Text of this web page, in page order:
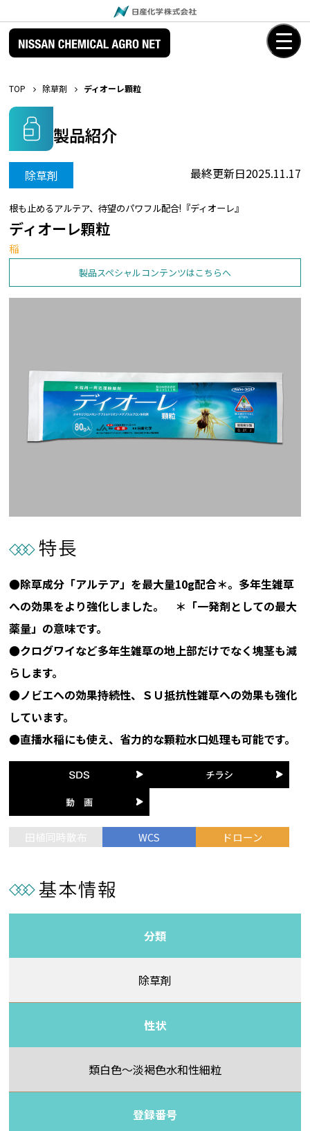
TOP 除草剤 ディオーレ顆粒
製品紹介
除草剤 最終更新日2025.11.17
根も止めるアルテア、待望のパワフル配合!『ディオーレ』
ディオーレ顆粒
稲
製品スペシャルコンテンツはこちらへ
●除草成分「アルテア」を最大量10g配合＊。多年生雑草
への効果をより強化しました。 ＊「一発剤としての最大
薬量」の意味です。
●クログワイなど多年生雑草の地上部だけでなく塊茎も減
らします。
●ノビエへの効果持続性、ＳＵ抵抗性雑草への効果も強化
しています。
●直播水稲にも使え、省力的な顆粒水口処理も可能です。
田植同時散布 WCS ドローン
分類
除草剤
性状
類白色～淡褐色水和性細粒
登録番号